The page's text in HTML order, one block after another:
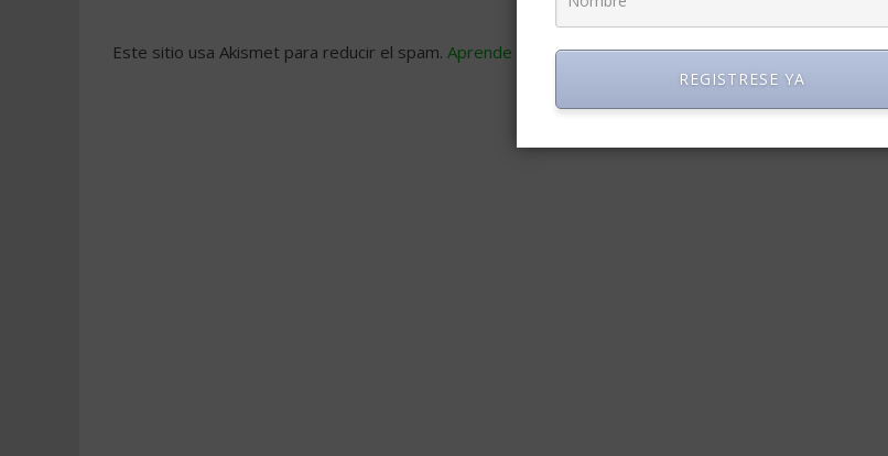
Este sitio usa Akismet para reducir el spam. Aprende cómo se procesan los datos de tus comentarios.
REGISTRESE YA